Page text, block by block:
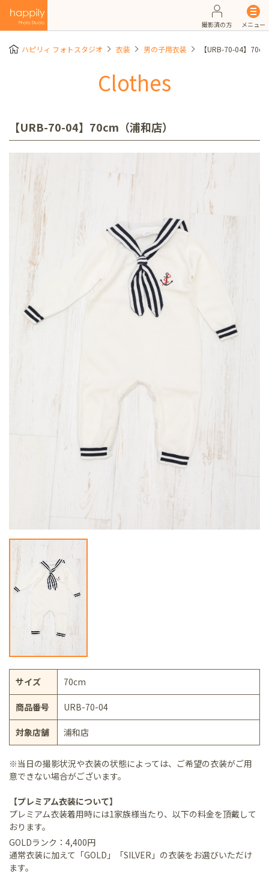
撮影済の方 メニュー
ハピリィ フォトスタジオ 衣装 男の子用衣装 【URB-70-04】
Clothes
【URB-70-04】70cm（浦和店）
サイズ 70cm
商品番号 URB-70-04
対象店舗 浦和店
※当日の撮影状況や衣装の状態によっては、ご希望の衣装がご用
意できない場合がございます。
【プレミアム衣装について】
プレミアム衣装着用時には1家族様当たり、以下の料金を頂戴して
おります。
GOLDランク：4,400円
通常衣装に加えて「GOLD」「SILVER」の衣装をお選びいただけ
ます。